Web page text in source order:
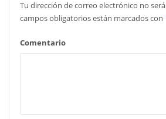
Tu dirección de correo electrónico no
campos obligatorios están marcados con
Comentario